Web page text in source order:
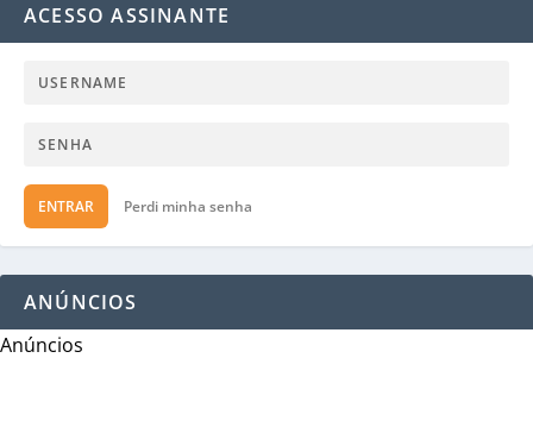
ACESSO ASSINANTE
ENTRAR Perdi minha senha
ANÚNCIOS
Anúncios